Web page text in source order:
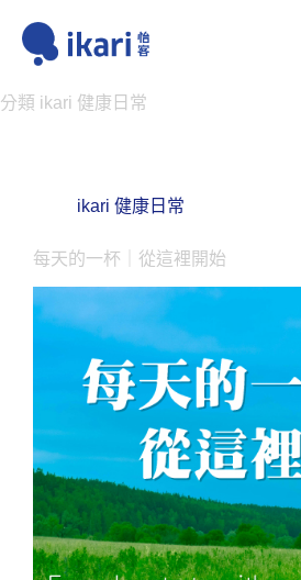
要
分類 ikari 健康日常
ikari 健康日常
每天的一杯｜從這裡開始